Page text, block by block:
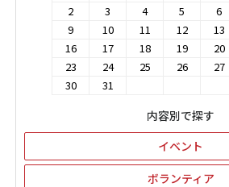
2
3 4 5 6
9
10 11 12 13
16
17 18 19 20
23
24 25 26 27
30
31
内容別で探す
イベント
ボランティア